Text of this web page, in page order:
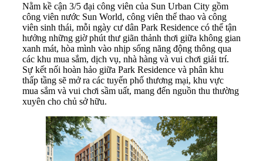
Nằm kề cận 3/5 đại công viên của Sun Urban City gồm
công viên nước Sun World, công viên thể thao và công
viên sinh thái, mỗi ngày cư dân Park Residence có thể tận
hưởng những giờ phút thư giãn thảnh thơi giữa không gian
xanh mát, hòa mình vào nhịp sống năng động thông qua
các khu mua sắm, dịch vụ, nhà hàng và vui chơi giải trí.
Sự kết nối hoàn hảo giữa Park Residence và phân khu
thấp tầng sẽ mở ra các tuyến phố thương mại, khu vực
mua sắm và vui chơi sầm uất, mang đến nguồn thu thường
xuyên cho chủ sở hữu.